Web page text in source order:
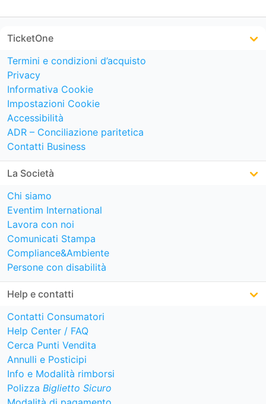
TicketOne
Termini e condizioni d’acquisto
Privacy
Informativa Cookie
Impostazioni Cookie
Accessibilità
ADR – Conciliazione paritetica
Contatti Business
La Società
Chi siamo
Eventim International
Lavora con noi
Comunicati Stampa
Compliance&Ambiente
Persone con disabilità
Help e contatti
Contatti Consumatori
Help Center / FAQ
Cerca Punti Vendita
Annulli e Posticipi
Info e Modalità rimborsi
Polizza Biglietto Sicuro